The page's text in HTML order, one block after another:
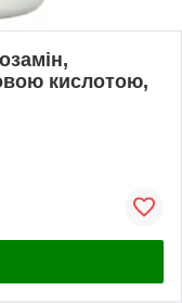
кислотою,